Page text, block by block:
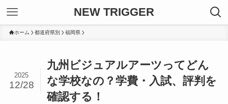
NEW TRIGGER
ホーム 都道府県別 福岡県
九州ビジュアルアーツってどん
な学校なの？学費・入試、評判を
確認する！
2025
12/28